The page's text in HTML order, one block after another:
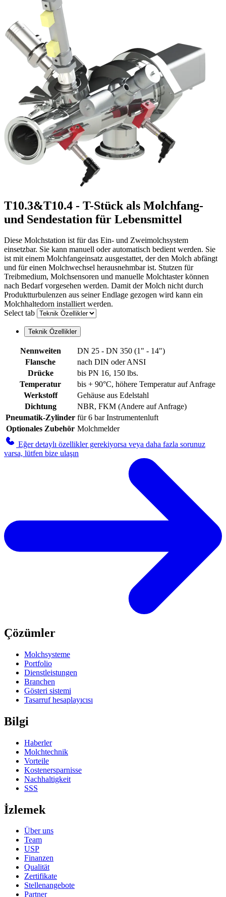
T10.3&T10.4 - T-Stück als Molchfang-
und Sendestation für Lebensmittel
Diese Molchstation ist für das Ein- und Zweimolchsystem
einsetzbar. Sie kann manuell oder automatisch bedient werden. Sie
ist mit einem Molchfangeinsatz ausgestattet, der den Molch abfängt
und für einen Molchwechsel herausnehmbar ist. Stutzen für
Treibmedium, Molchsensoren und manuelle Molchtaster können
nach Bedarf vorgesehen werden. Damit der Molch nicht durch
Produktturbulenzen aus seiner Endlage gezogen wird kann ein
Molchhaltedorn installiert werden.
Select tab
Teknik Özellikler
Nennweiten
DN 25 - DN 350 (1" - 14")
Flansche
nach DIN oder ANSI
Drücke
bis PN 16, 150 lbs.
Temperatur
bis + 90°C, höhere Temperatur auf Anfrage
Werkstoff
Gehäuse aus Edelstahl
Dichtung
NBR, FKM (Andere auf Anfrage)
Pneumatik-Zylinder für 6 bar Instrumentenluft
Optionales Zubehör Molchmelder
Eğer detaylı özellikler gerekiyorsa veya daha fazla sorunuz
varsa, lütfen bize ulaşın
Çözümler
Molchsysteme
Portfolio
Dienstleistungen
Branchen
Gösteri sistemi
Tasarruf hesaplayıcısı
Bilgi
Haberler
Molchtechnik
Vorteile
Kostenersparnisse
Nachhaltigkeit
SSS
İzlemek
Über uns
Team
USP
Finanzen
Qualität
Zertifikate
Stellenangebote
Partner